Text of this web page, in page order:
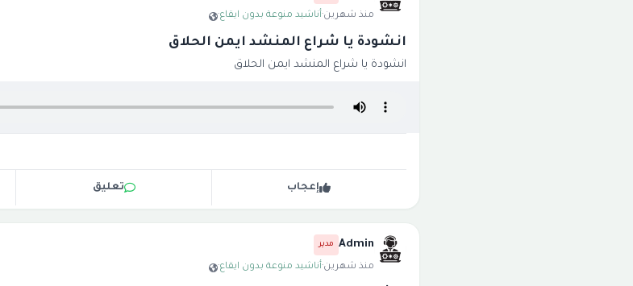
منذ شهرين·أناشيد منوعة بدون ايقاع·
انشودة يا شراع المنشد ايمن الحلاق
انشودة يا شراع المنشد ايمن الحلاق
إعجاب تعليق
Admin مدير
منذ شهرين·أناشيد منوعة بدون ايقاع·